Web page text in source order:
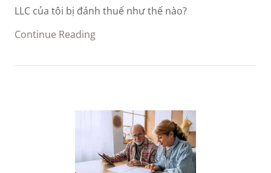
LLC của tôi bị đánh thuế như thế nào?
Continue Reading